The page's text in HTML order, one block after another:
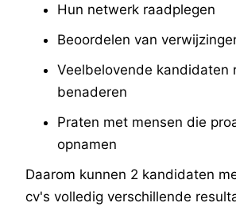
Hun netwerk raadplegen
Beoordelen van
Veelbelovende kandidaten
benaderen
Praten met mensen die
opnamen
Daarom kunnen 2 kandidaten
cv's volledig verschillende